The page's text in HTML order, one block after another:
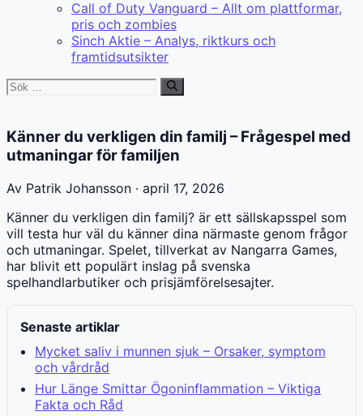
Call of Duty Vanguard – Allt om plattformar,
pris och zombies
Sinch Aktie – Analys, riktkurs och
framtidsutsikter
Sök
Känner du verkligen din familj – Frågespel med
utmaningar för familjen
Av Patrik Johansson · april 17, 2026
Känner du verkligen din familj? är ett sällskapsspel som
vill testa hur väl du känner dina närmaste genom frågor
och utmaningar. Spelet, tillverkat av Nangarra Games,
har blivit ett populärt inslag på svenska
spelhandlarbutiker och prisjämförelsesajter.
Senaste artiklar
Mycket saliv i munnen sjuk – Orsaker, symptom
och vårdråd
Hur Länge Smittar Ögoninflammation – Viktiga
Fakta och Råd